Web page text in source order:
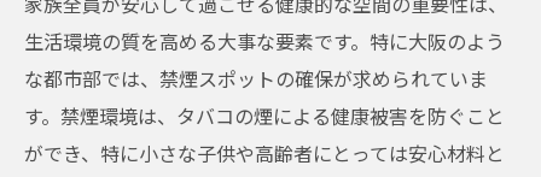
大阪で楽しむファミリー向け禁煙スポット
ファミリー全員が楽しめる大阪の禁煙スポット
を探して
家族全員が満足する大阪の禁煙スポット
生活環境の質を高める大事な要素です。特に大阪のよう
な都市部では、禁煙スポットの確保が求められていま
す。禁煙環境は、タバコの煙による健康被害を防ぐこと
ができ、特に小さな子供や高齢者にとっては安心材料と